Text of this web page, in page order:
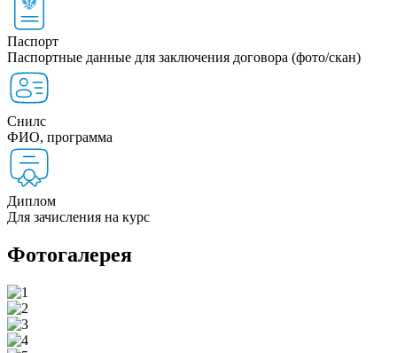
Паспорт
Паспортные данные для заключения договора (фото/скан)
Снилс
ФИО, программа
Диплом
Для зачисления на курс
Фотогалерея